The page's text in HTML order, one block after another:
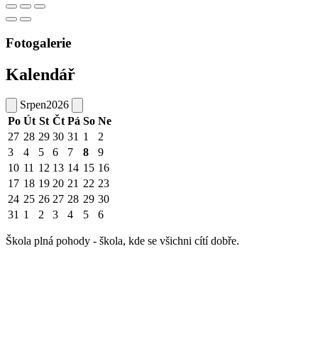
Fotogalerie
Kalendář
Srpen2026
Po Út St Čt Pá So Ne
27 28 29 30 31 1
2
3
4 5 6 7 8
9
10 11 12 13 14 15 16
17 18 19 20 21 22 23
24 25 26 27 28 29 30
31 1 2 3 4 5 6
Škola plná pohody - škola, kde se všichni cítí dobře.